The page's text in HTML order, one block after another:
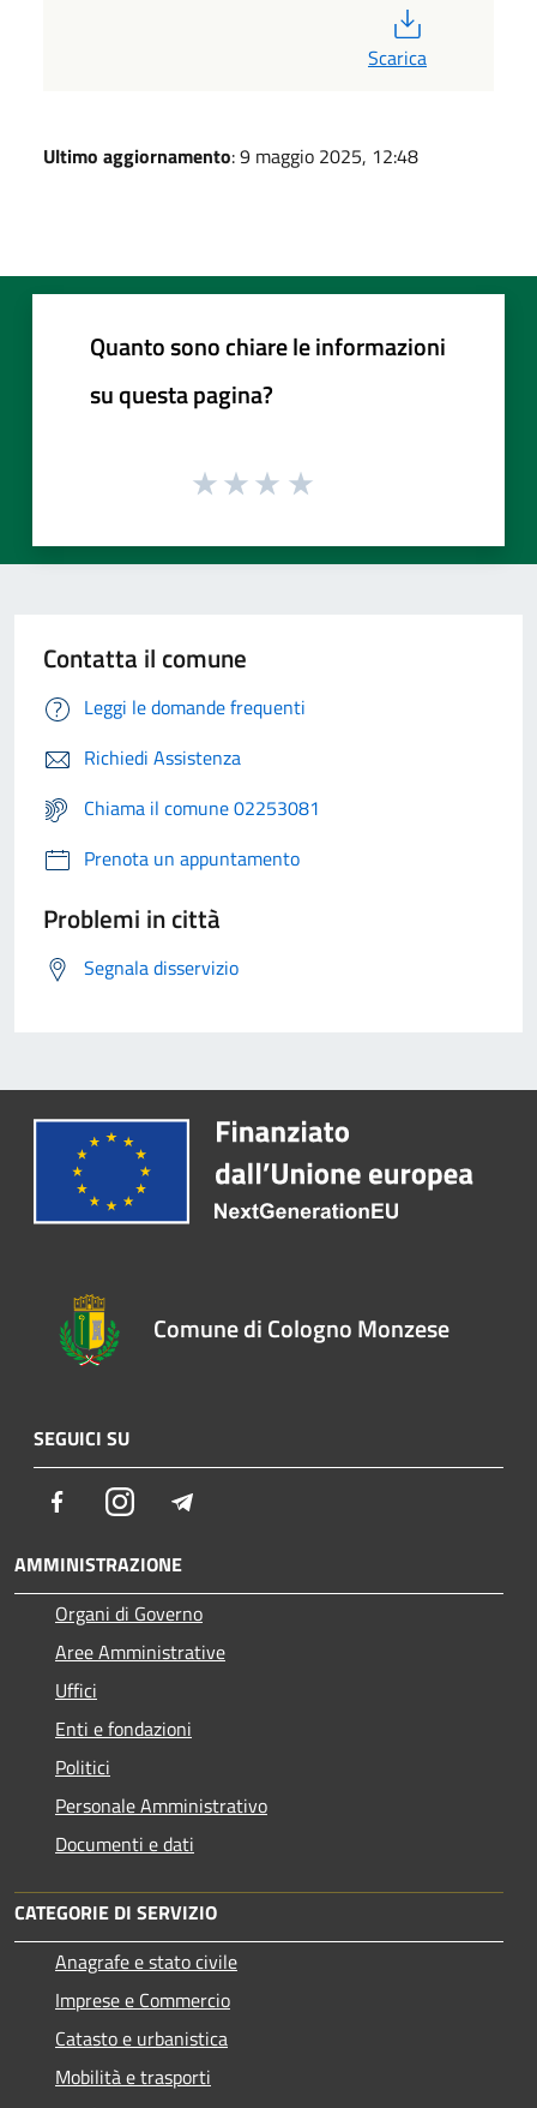
Scarica
Ultimo aggiornamento: 9 maggio 2025, 12:48
Quanto sono chiare le informazioni
su questa pagina?
Contatta il comune
Leggi le domande frequenti
Richiedi Assistenza
Chiama il comune 02253081
Prenota un appuntamento
Problemi in città
Segnala disservizio
Comune di Cologno Monzese
SEGUICI SU
FacebookInstagram
AMMINISTRAZIONE
Organi di Governo
Aree Amministrative
Uffici
Enti e fondazioni
Politici
Personale Amministrativo
Documenti e dati
CATEGORIE DI SERVIZIO
Anagrafe e stato civile
Imprese e Commercio
Catasto e urbanistica
Mobilità e trasporti